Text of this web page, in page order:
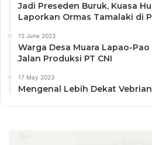
Jadi Preseden Buruk, Kuasa
Laporkan Ormas Tamalaki di
15 June 2023
Warga Desa Muara Lapao-
Jalan Produksi PT CNI
17 May 2023
Mengenal Lebih Dekat